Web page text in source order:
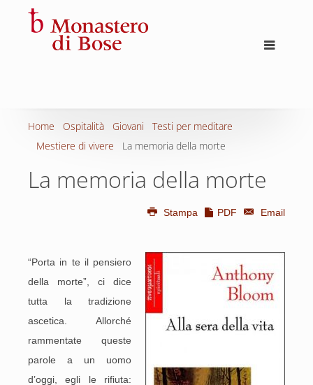
Home Ospitalità Giovani
Testi per meditare
Mestiere di vivere
La memoria della morte
La memoria della morte
Stampa PDF Email
“Porta in te il pensiero
della morte”, ci dice
tutta la tradizione
ascetica. Allorché
rammentate queste
parole a un uomo
d’oggi, egli le rifiuta: